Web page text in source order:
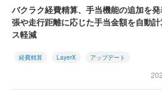
バクラク経費精算、手当機能の追加を
張や走行距離に応じた手当金額を自動計
ス軽減
経費精算 LayerX アップデート